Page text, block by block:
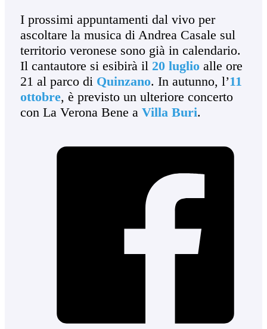
I prossimi appuntamenti dal vivo per
ascoltare la musica di Andrea Casale sul
territorio veronese sono già in calendario.
Il cantautore si esibirà il 20 luglioalle ore
21 al parco di Quinzano. In autunno, l’11
ottobre, è previsto un ulteriore concerto
con La Verona Bene a Villa Buri.